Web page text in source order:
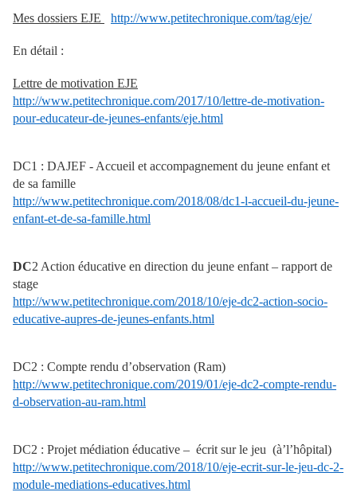
Mes dossiers EJE http://www.petitechronique.com/tag/eje/
En détail :
Lettre de motivation EJE
http://www.petitechronique.com/2017/10/lettre-de-motivation-
pour-educateur-de-jeunes-enfants/eje.html
DC1 : DAJEF - Accueil et accompagnement du jeune enfant et
de sa famille
http://www.petitechronique.com/2018/08/dc1-l-accueil-du-jeune-
enfant-et-de-sa-famille.html
DC2 Action éducative en direction du jeune enfant – rapport de
stage
http://www.petitechronique.com/2018/10/eje-dc2-action-socio-
educative-aupres-de-jeunes-enfants.html
DC2 : Compte rendu d’observation (Ram)
http://www.petitechronique.com/2019/01/eje-dc2-compte-rendu-
d-observation-au-ram.html
DC2 : Projet médiation éducative – écrit sur le jeu (à’l’hôpital)
http://www.petitechronique.com/2018/10/eje-ecrit-sur-le-jeu-dc-2-
module-mediations-educatives.html